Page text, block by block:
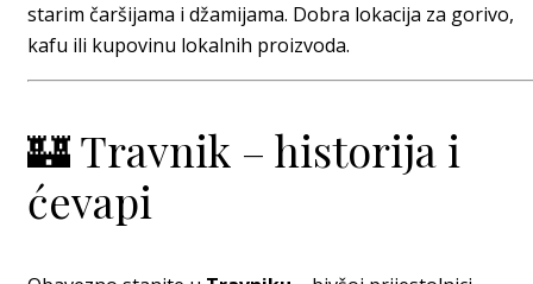
starim čaršijama i džamijama. Dobra lokacija za gorivo,
kafu ili kupovinu lokalnih proizvoda.
🏰 Travnik – historija i
ćevapi